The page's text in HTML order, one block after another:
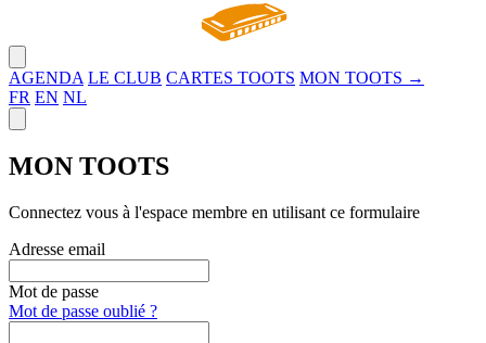
AGENDA LE CLUB CARTES TOOTS MON TOOTS →
FR EN NL
MON TOOTS
Connectez vous à l'espace membre en utilisant ce formulaire
Adresse email
Mot de passe
Mot de passe oublié ?